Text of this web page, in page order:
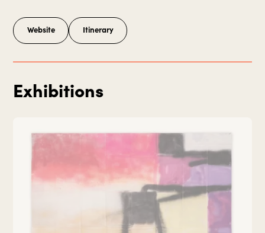
Website Itinerary
Exhibitions